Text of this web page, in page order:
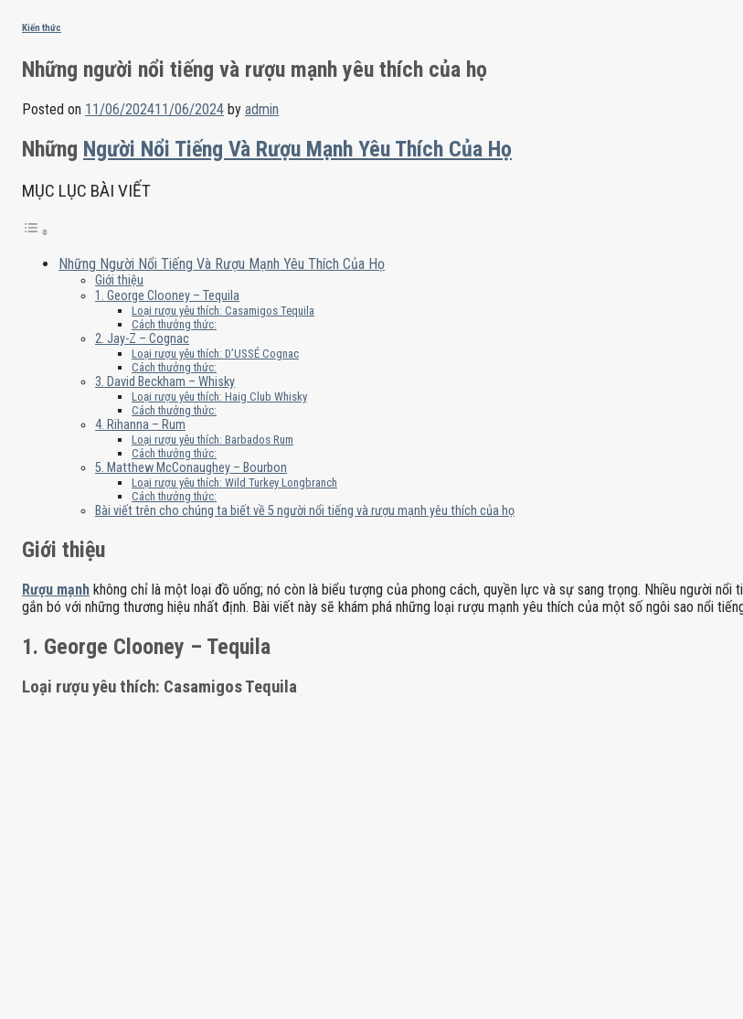
Kiến thức
Những người nổi tiếng và rượu mạnh yêu thích của họ
Posted on 11/06/202411/06/2024 by admin
Những Người Nổi Tiếng Và Rượu Mạnh Yêu Thích Của Họ
MỤC LỤC BÀI VIẾT
Những Người Nổi Tiếng Và Rượu Mạnh Yêu Thích Của Họ
Giới thiệu
1. George Clooney – Tequila
Loại rượu yêu thích: Casamigos Tequila
Cách thưởng thức:
2. Jay-Z – Cognac
Loại rượu yêu thích: D’USSÉ Cognac
Cách thưởng thức:
3. David Beckham – Whisky
Loại rượu yêu thích: Haig Club Whisky
Cách thưởng thức:
4. Rihanna – Rum
Loại rượu yêu thích: Barbados Rum
Cách thưởng thức:
5. Matthew McConaughey – Bourbon
Loại rượu yêu thích: Wild Turkey Longbranch
Cách thưởng thức:
Bài viết trên cho chúng ta biết về 5 người nổi tiếng và rượu mạnh yêu thích của họ
Giới thiệu
Rượu mạnh không chỉ là một loại đồ uống; nó còn là biểu tượng của phong cách, quyền lực và sự sang trọng. Nhiều người
gắn bó với những thương hiệu nhất định. Bài viết này sẽ khám phá những loại rượu mạnh yêu thích của một số ngôi sao nổi
1. George Clooney – Tequila
Loại rượu yêu thích: Casamigos Tequila